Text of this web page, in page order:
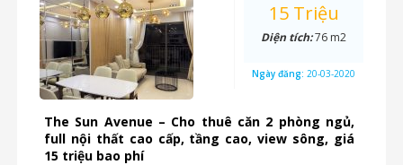
The Sun Avenue – Cho thuê căn 2 phòng ngủ,
full nội thất cao cấp, tầng cao, view sông, giá
15 triệu bao phí
15 Triệu
Diện tích:76 m2
Ngày đăng: 20-03-2020